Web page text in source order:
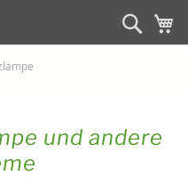
und andere